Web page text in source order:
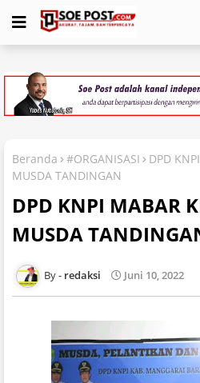
Beranda #ORGANISASI
DPD
MUSDA TANDINGAN
DPD KNPI MABAR
MUSDA
redaksi Juni 10, 2022